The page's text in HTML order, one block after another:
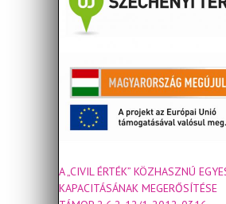
A „CIVIL ÉRTÉK” KÖZHASZNÚ
KAPACITÁSÁNAK MEGERŐSÍTÉSE